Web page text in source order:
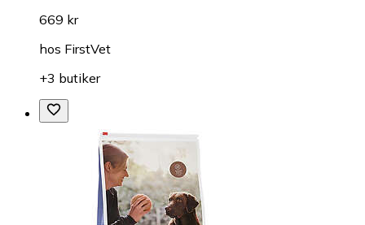
669 kr
hos FirstVet
+3 butiker